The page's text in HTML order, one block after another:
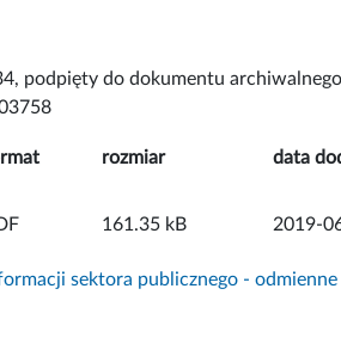
podpięty do dokumentu
rozmiar data
161.35 kB 2019-
sektora publicznego - odmienne